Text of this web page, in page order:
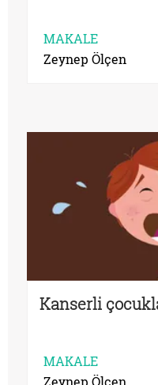
MAKALE
Zeynep Ölçen
Kanserli
MAKALE
Zeynep Ölçen